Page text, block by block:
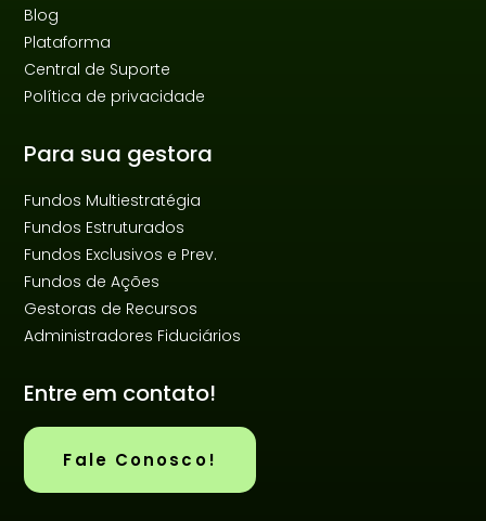
Blog
Plataforma
Central de Suporte
Política de privacidade
Para sua gestora
Fundos Multiestratégia
Fundos Estruturados
Fundos Exclusivos e Prev.
Fundos de Ações
Gestoras de Recursos
Administradores Fiduciários
Entre em contato!
Fale Conosco!